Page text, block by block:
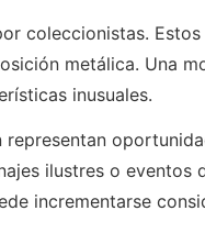
coleccionistas.
metálica. Una
inusuales.
ilustres o
incrementarse